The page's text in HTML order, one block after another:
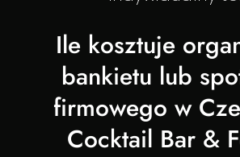
Ile kosztuje
bankietu lub
firmowego w
Cocktail Bar &